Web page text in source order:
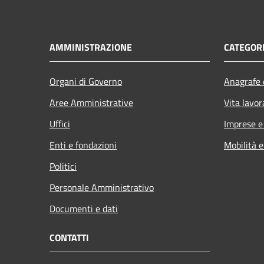
AMMINISTRAZIONE
Organi di Governo
Aree Amministrative
Uffici
Enti e fondazioni
Politici
Personale Amministrativo
Documenti e dati
Vita
Imprese
Mobilità
CONTATTI